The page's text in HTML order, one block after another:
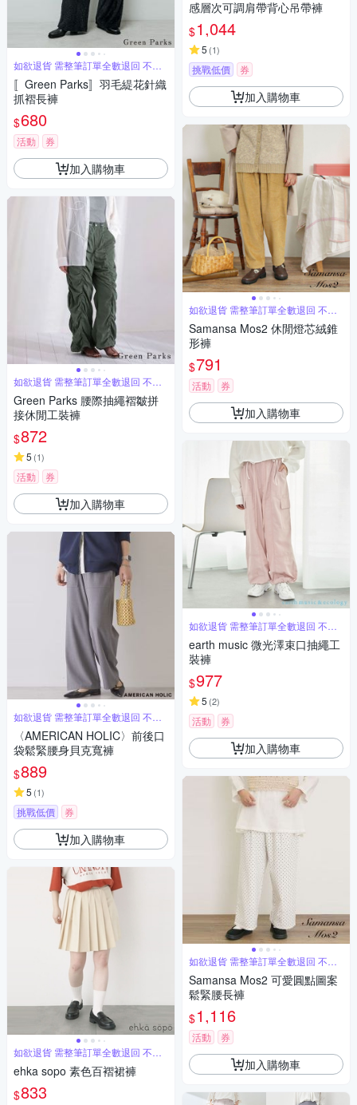
如欲退貨 需整筆訂單全數退回 不能
單退
〚Green Parks〛羽毛緹花針織
抓褶長褲
$680
活動 券
加入購物車
如欲退貨 需整筆訂單全數退回 不能
單退
Green Parks 腰際抽繩褶皺拼
接休閒工裝褲
$872
5 (1)
活動 券
加入購物車
如欲退貨 需整筆訂單全數退回 不能
單退
〈AMERICAN HOLIC〉前後口
袋鬆緊腰身貝克寬褲
$889
5 (1)
挑戰低價 券
加入購物車
如欲退貨 需整筆訂單全數退回 不能
單退
ehka sopo 素色百褶裙褲
$833
感層次可調肩帶背心吊帶褲
$1,044
5 (1)
挑戰低價 券
加入購物車
如欲退貨 需整筆訂單全數退回 不能
單退
Samansa Mos2 休閒燈芯絨錐
形褲
$791
活動 券
加入購物車
如欲退貨 需整筆訂單全數退回 不能
單退
earth music 微光澤束口抽繩工
裝褲
$977
5 (2)
活動 券
加入購物車
如欲退貨 需整筆訂單全數退回 不能
單退
Samansa Mos2 可愛圓點圖案
鬆緊腰長褲
$1,116
活動 券
加入購物車